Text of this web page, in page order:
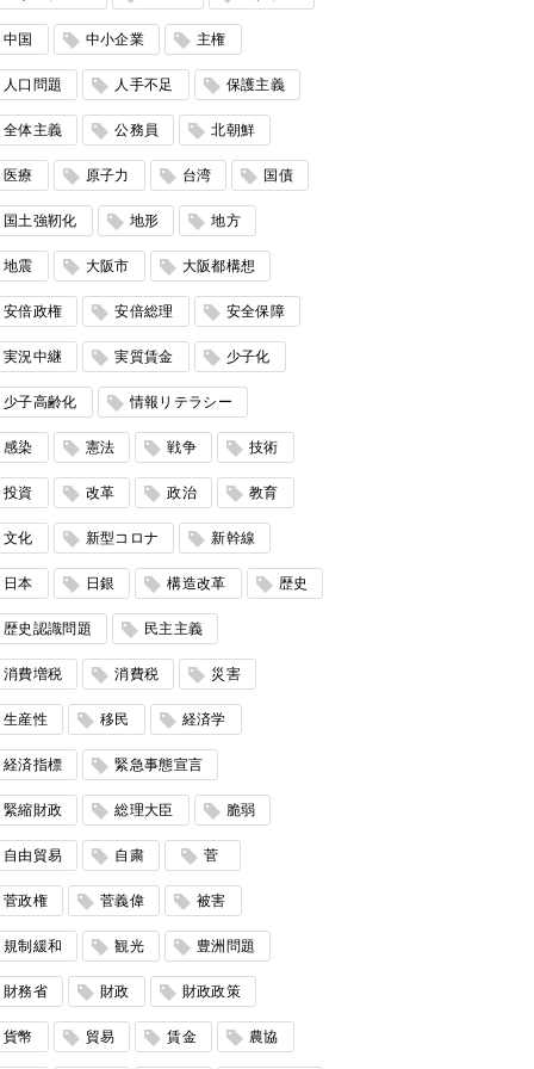
中国 中小企業 主権
人口問題 人手不足 保護主義
全体主義 公務員 北朝鮮
医療 原子力 台湾 国債
国土強靭化 地形 地方
地震 大阪市 大阪都構想
安倍政権 安倍総理 安全保障
実況中継 実質賃金 少子化
少子高齢化 情報リテラシー
感染 憲法 戦争 技術
投資 改革 政治 教育
文化 新型コロナ 新幹線
日本 日銀 構造改革 歴史
歴史認識問題 民主主義
消費増税 消費税 災害
生産性 移民 経済学
経済指標 緊急事態宣言
緊縮財政 総理大臣 脆弱
自由貿易 自粛 菅
菅政権 菅義偉 被害
規制緩和 観光 豊洲問題
財務省 財政 財政政策
貨幣 貿易 賃金 農協